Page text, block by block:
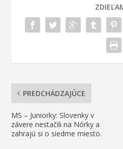
PREDCHÁDZAJÚCE
MS – Juniorky: Slovenky v
závere nestačili na Nórky a
zahrajú si o siedme miesto.